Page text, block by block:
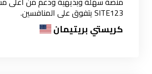
SITE123 يتفوق على المنافسين.
كريستي بريتيمان